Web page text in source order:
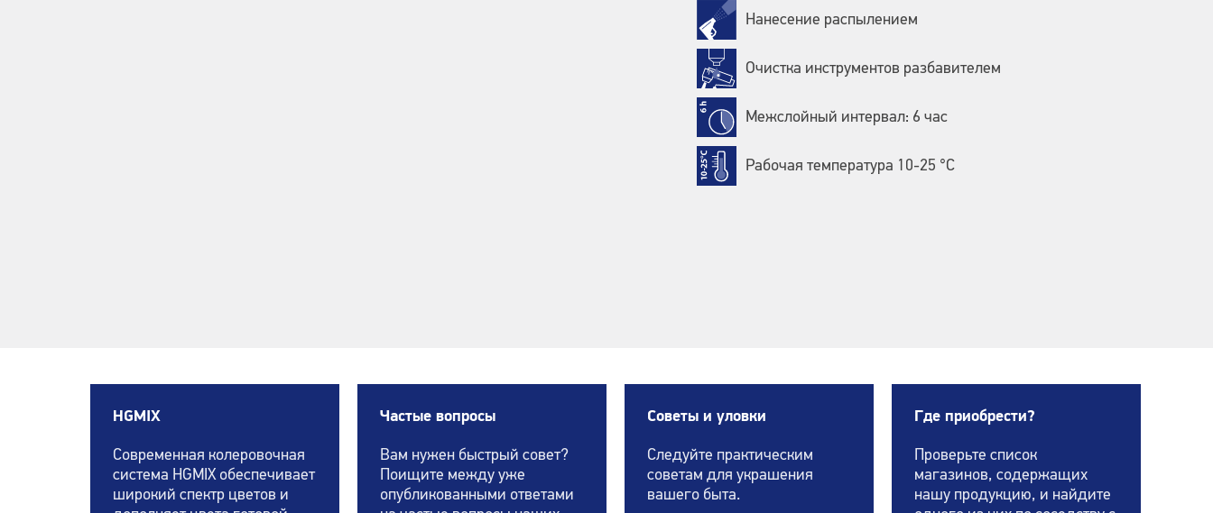
Нанесение распылением
Очистка инструментов разбавителем
Межслойный интервал: 6 час
Рабочая температура 10-25 °C
HGMIX
Современная колеровочная
система HGMIX обеспечивает
широкий спектр цветов и
Частые вопросы
Вам нужен быстрый совет?
Поищите между уже
опубликованными ответами
Советы и уловки
Следуйте практическим
советам для украшения
вашего быта.
Где приобрести?
Проверьте список
магазинов, содержащих
нашу продукцию, и найдите